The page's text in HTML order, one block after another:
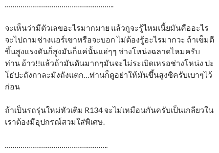
จะเห็นว่ามีตัวเลขอะไรมากมาย แล้วกูจะรู้ไหมเนี้ยมันคืออะไร
จะไปถามช่างแอร์เขาหรือจะบอก ไม่ต้องรู้อะไรมากวะ ถ้าเข็มตี
ขึ้นสูงแรงดันก็สูงมันก็แค่นั้นแฮ่ๆๆ ช่างโหน่งฉลาดไหมครับ
ท่าน อ้าว!!แล้วถ้ามันดันมากๆมันจะไม่ระเบิดเหรอช่างโหน่ง ปะ
โธ่ปะถังกาละมังถังแตก…ท่านก็ดูอย่าให้มันขึ้นสูงซิครับเบาๆไว้
ก่อน
ถ้าเป็นรถรุ่นใหม่หัวเติม R134 จะไม่เหมือนกันครับเป็นเกลียวใน
เราต้องมีอุปกรณ์สวมใส่พิเศษ.